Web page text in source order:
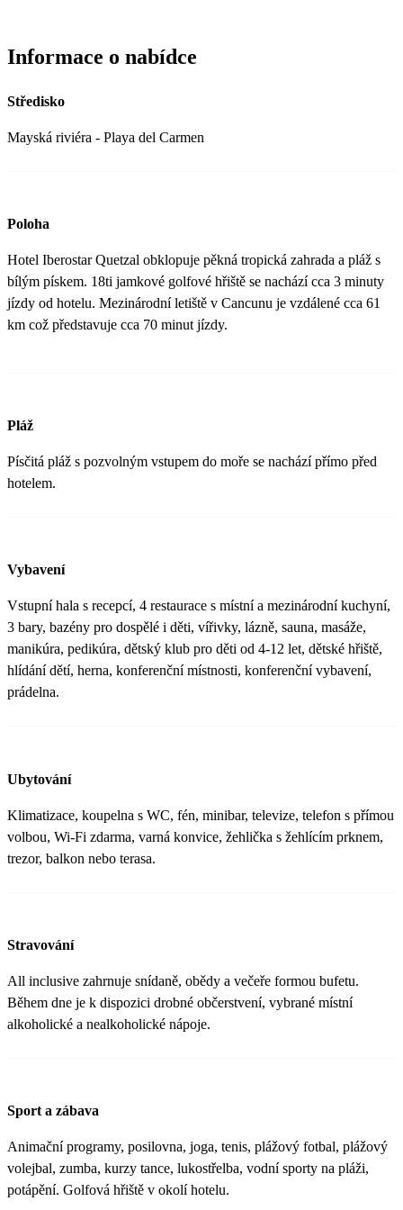
Informace o nabídce
Středisko
Mayská riviéra - Playa del Carmen
Poloha
Hotel Iberostar Quetzal obklopuje pěkná tropická zahrada a pláž s
bílým pískem. 18ti jamkové golfové hřiště se nachází cca 3 minuty
jízdy od hotelu. Mezinárodní letiště v Cancunu je vzdálené cca 61
km což představuje cca 70 minut jízdy.
Pláž
Písčitá pláž s pozvolným vstupem do moře se nachází přímo před
hotelem.
Vybavení
Vstupní hala s recepcí, 4 restaurace s místní a mezinárodní kuchyní,
3 bary, bazény pro dospělé i děti, vířivky, lázně, sauna, masáže,
manikúra, pedikúra, dětský klub pro děti od 4-12 let, dětské hřiště,
hlídání dětí, herna, konferenční místnosti, konferenční vybavení,
prádelna.
Ubytování
Klimatizace, koupelna s WC, fén, minibar, televize, telefon s přímou
volbou, Wi-Fi zdarma, varná konvice, žehlička s žehlícím prknem,
trezor, balkon nebo terasa.
Stravování
All inclusive zahrnuje snídaně, obědy a večeře formou bufetu.
Během dne je k dispozici drobné občerstvení, vybrané místní
alkoholické a nealkoholické nápoje.
Sport a zábava
Animační programy, posilovna, joga, tenis, plážový fotbal, plážový
volejbal, zumba, kurzy tance, lukostřelba, vodní sporty na pláži,
potápění. Golfová hřiště v okolí hotelu.